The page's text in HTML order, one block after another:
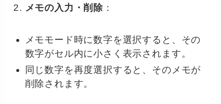
メモの入力・削除 ：
メモモード時に数字を選択すると、その
数字がセル内に小さく表示されます。
同じ数字を再度選択すると、そのメモが
削除されます。